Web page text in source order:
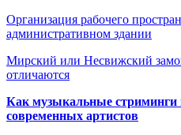
Организация рабочего
административном здании
Мирский или Несвижский
отличаются
Как музыкальные стриминги
современных артистов